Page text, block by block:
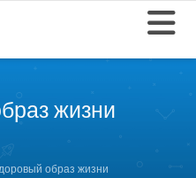
жизни
образ жизни